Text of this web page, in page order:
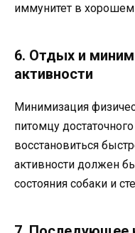
иммунитет в хорошем
6. Отдых и
активности
Минимизация
питомцу
восстановиться
активности должен
состояния собаки и